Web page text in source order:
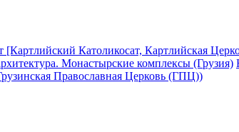
[Картлийский Католикосат, Картлийская
Монастырские комплексы (Грузия)
Православная Церковь (ГПЦ))